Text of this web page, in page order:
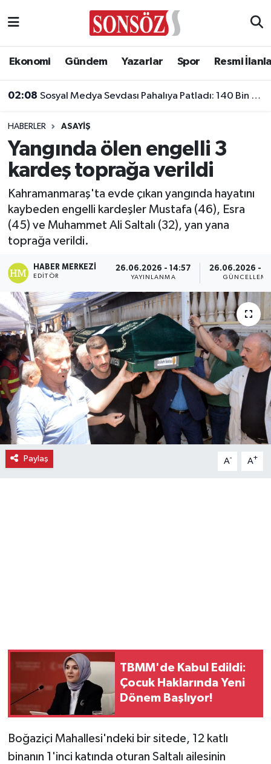
Ekonomi Gündem Yazarlar Spor Resmi
02:08 Sosyal Medya Sevdası Pahalıya Patladı: 140 Bin TL Ceza Yedi, Ehliyetinden Oldu!
HABERLER ASAYIŞ
Yangında ölen engelli 3
kardeş toprağa verildi
Kahramanmaraş'ta evde çıkan yangında hayatını
kaybeden engelli kardeşler Mustafa (46), Esra
(45) ve Muhammet Ali Saltalı (32), yan yana
toprağa verildi.
HABER MERKEZI
EDITÖR
26.06.2026 - 14:57
YAYINLANMA
26.06.2026 -
GÜNCELLEME
Paylaş A- A+
TBMM'de Kabul Edildi:
Çocuk Haklarında Yeni
Dönem Başlıyor!
Boğaziçi Mahallesi'ndeki bir sitede, 12 katlı
binanın 1'inci katında oturan Saltalı ailesinin
Asayiş
Çevre
Diğer
Dünya
Eğitim
Ekonomi
Eleman
Emlak
Gündem
Gurme
Haber
Seri İlan
Siyaset
Sonsöz Özel
Ankara Nöbetçi Eczaneler
Ankara Trafik Yoğunluk Haritası
Süper Lig Puan Durumu ve Fikstür
Tüm Manşetler
Son Dakika Haberleri
Haber Arşivi